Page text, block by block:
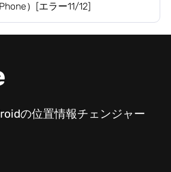
）[エラー11/12]
の位置情報チェンジャー